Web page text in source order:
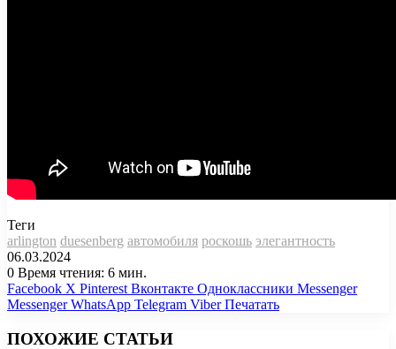
Теги
arlington duesenberg автомобиля роскошь элегантность
06.03.2024
0 Время чтения: 6 мин.
Facebook X Pinterest Вконтакте Одноклассники Messenger
Messenger WhatsApp Telegram Viber Печатать
ПОХОЖИЕ СТАТЬИ